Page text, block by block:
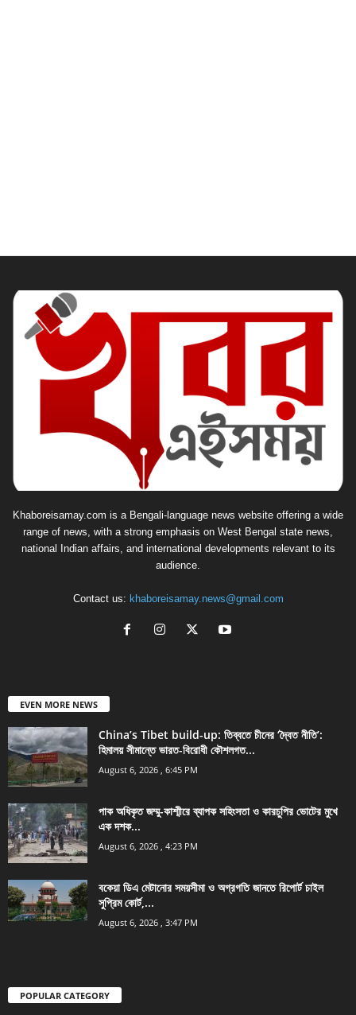
Khaboreisamay.com is a Bengali-language news website offering a wide
range of news, with a strong emphasis on West Bengal state news,
national Indian affairs, and international developments relevant to its
audience.
Contact us: khaboreisamay.news@gmail.com
EVEN MORE NEWS
China’s Tibet build-up: তিব্বতে চীনের ‘দ্বৈত নীতি’:
হিমালয় সীমান্তে ভারত-বিরোধী কৌশলগত...
August 6, 2026 , 6:45 PM
পাক অধিকৃত জম্মু-কাশ্মীরে ব্যাপক সহিংসতা ও কারচুপির ভোটের মুখে
এক দশক...
August 6, 2026 , 4:23 PM
বকেয়া ডিএ মেটানোর সময়সীমা ও অগ্রগতি জানতে রিপোর্ট চাইল
সুপ্রিম কোর্ট,...
August 6, 2026 , 3:47 PM
POPULAR CATEGORY